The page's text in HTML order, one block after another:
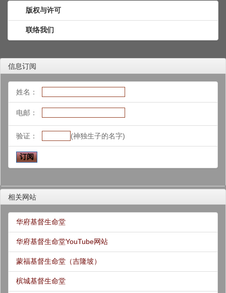
版权与许可
联络我们
信息订阅
姓名：
电邮：
验证： (神独生子的名字)
相关网站
华府基督生命堂
华府基督生命堂YouTube网站
蒙福基督生命堂（吉隆坡）
槟城基督生命堂